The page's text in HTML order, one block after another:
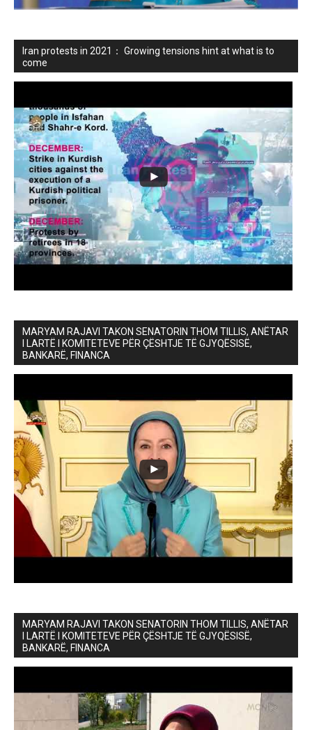
Iran protests in 2021： Growing tensions hint at what is to
come
MARYAM RAJAVI TAKON SENATORIN THOM TILLIS, ANËTAR
I LARTË I KOMITETEVE PËR ÇËSHTJE TË GJYQËSISË,
BANKARË, FINANCA
MARYAM RAJAVI TAKON SENATORIN THOM TILLIS, ANËTAR
I LARTË I KOMITETEVE PËR ÇËSHTJE TË GJYQËSISË,
BANKARË, FINANCA